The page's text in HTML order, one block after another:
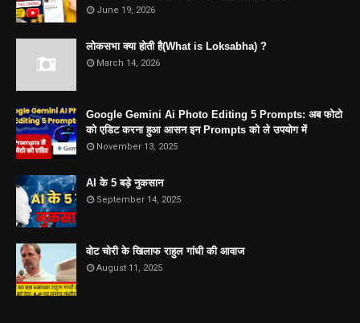
June 19, 2026
लोकसभा क्या होती है(What is Loksabha) ?
March 14, 2026
Google Gemini Ai Photo Editing 5 Prompts: अब फोटो
को एडिट करना हुआ आसन इन Prompts को ले उपयोग में
November 13, 2025
AI के 5 बड़े नुकसान
September 14, 2025
वोट चोरी के खिलाफ राहुल गांधी की आवाज
August 11, 2025